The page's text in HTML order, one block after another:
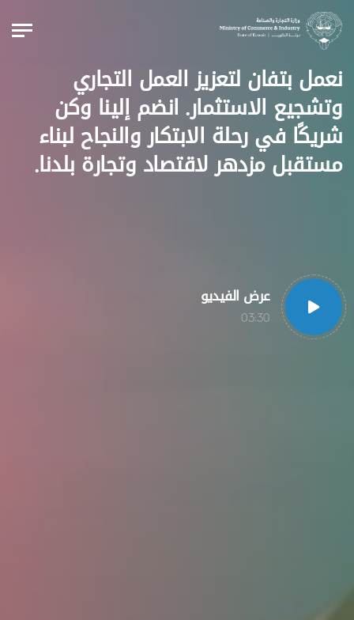
نعمل بتفان لتعزيز العمل التجاري
وتشجيع الاستثمار. انضم إلينا وكن
شريكًا في رحلة الابتكار والنجاح لبناء
مستقبل مزدهر لاقتصاد وتجارة بلدنا.
عرض الفيديو
03:30